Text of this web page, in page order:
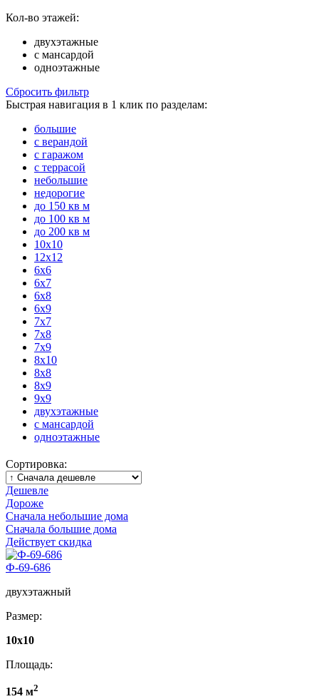
Кол-во этажей:
двухэтажные
с мансардой
одноэтажные
Сбросить фильтр
Быстрая навигация в 1 клик по разделам:
большие
с верандой
с гаражом
с террасой
небольшие
недорогие
до 150 кв м
до 100 кв м
до 200 кв м
10x10
12x12
6x6
6x7
6x8
6x9
7x7
7x8
7x9
8x10
8x8
8x9
9x9
двухэтажные
с мансардой
одноэтажные
Сортировка:
Дешевле
Дороже
Сначала небольшие дома
Сначала большие дома
Действует скидка
Ф-69-686
двухэтажный
Размер:
10x10
Площадь:
154 м2